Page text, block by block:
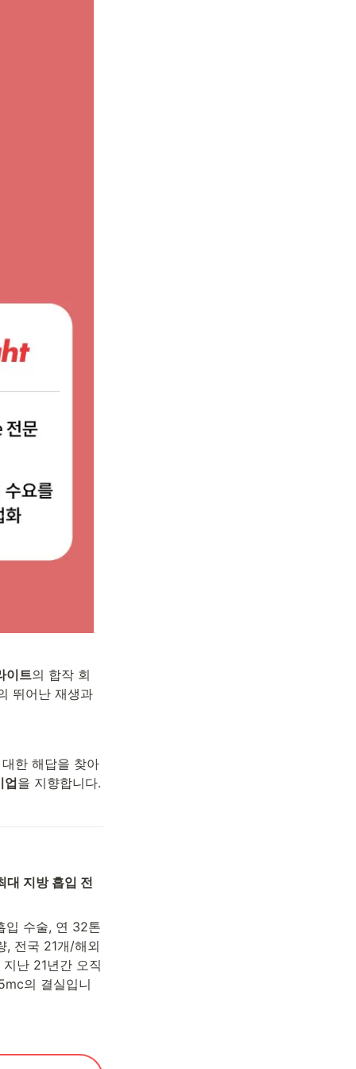
이트의 합작 회
뛰어난 재생과
한 해답을 찾아
업을 지향합니다.
대 지방 흡입 전
입 수술, 연 32톤
, 전국 21개/해외
난 21년간 오직
의 결실입니